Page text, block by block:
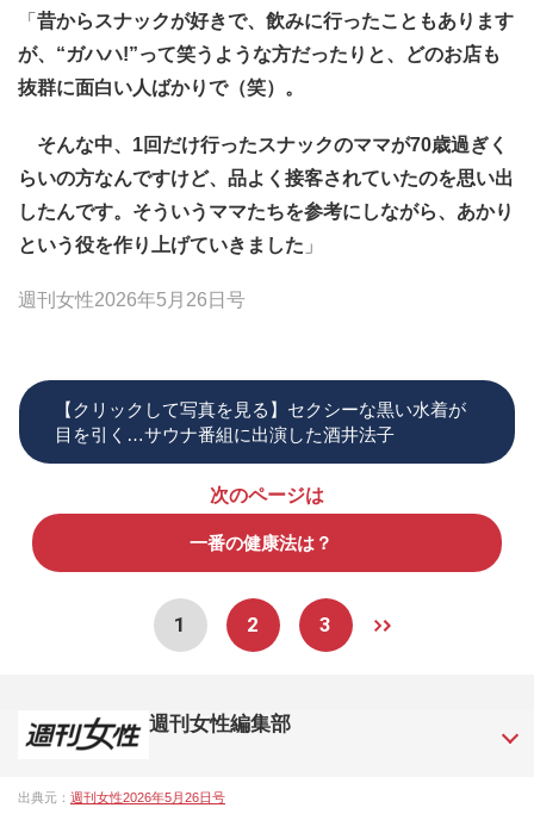
「 昔からスナックが好きで、飲みに行ったこともあります
が、“ガハハ!”って笑うような方だったりと、どのお店も
抜群に面白い人ばかりで（笑）。
そんな中、1回だけ行ったスナックのママが70歳過ぎく
らいの方なんですけど、品よく接客されていたのを思い出
したんです。そういうママたちを参考にしながら、あかり
という役を作り上げていきました 」
週刊女性2026年5月26日号
【クリックして写真を見る】セクシーな黒い水着が
目を引く…サウナ番組に出演した酒井法子
次のページは
一番の健康法は？
1 2 3
週刊女性編集部
シップや事件、皇室の話題、感動ドキュメント、美容・健
出典元： 週刊女性2026年5月26日号